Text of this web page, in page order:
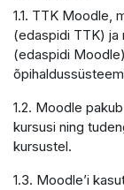
1.1. TTK Moodle,
(edaspidi TTK) ja
(edaspidi
1.2. Moodle
kursusi ning
kursustel.
1.3. Moodle’i